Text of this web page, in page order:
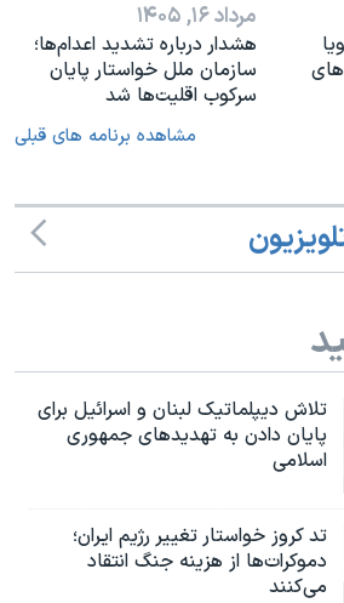
مرداد ۱۶, ۱۴۰۵
هشدار درباره تشدید اعدام‌ها؛
سازمان ملل خواستار پایان
سرکوب اقلیت‌ها شد
مشاهده برنامه های قبلی
تلاش دیپلماتیک لبنان و اسرائیل برای
پایان دادن بە تهدیدهای جمهوری
اسلامی
تد کروز خواستار تغییر رژیم ایران؛
دموکرات‌ها از هزینه جنگ انتقاد
می‌کنند